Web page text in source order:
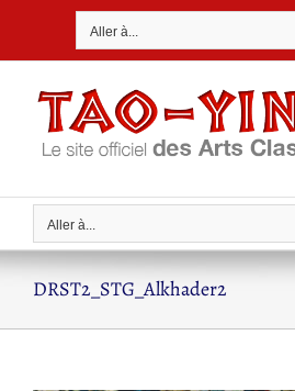
Aller à...
Aller à...
DRST2_STG_Alkhader2